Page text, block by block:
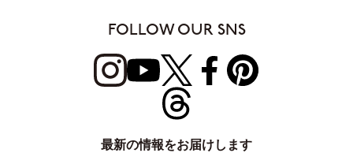
FOLLOW OUR SNS
最新の情報をお届けします